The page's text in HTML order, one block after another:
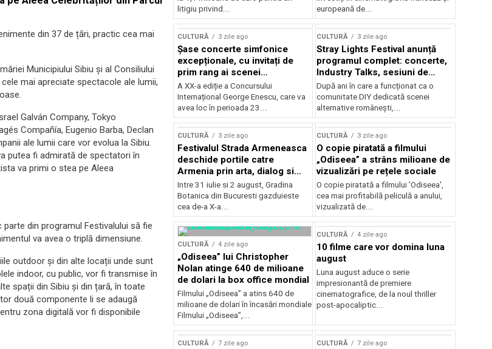
din 37 de țări, practic cea mai
Municipiului Sibiu și al Consiliului
mai apreciate spectacole ale lumii,
Galván Company, Tokyo
Compañía, Eugenio Barba, Declan
ale lumii care vor evolua la Sibiu.
putea fi admirată de spectatori în
va primi o stea pe Aleea
din programul Festivalului să fie
va avea o triplă dimensiune.
outdoor și din alte locații unde sunt
indoor, cu public, vor fi transmise în
spații din Sibiu și din țară, în toate
două componente li se adaugă
zona digitală vor fi disponibile
litigiu privind...
europeană de...
CULTURĂ 3 zile ago
Șase concerte simfonice
excepționale, cu invitați de
prim rang ai scenei
internaționale și ansambluri
orchestrale românești de
prestigiu, în programul
Concursului Enescu 2026
A XX-a ediție a Concursului
Internațional George Enescu, care va
avea loc în perioada 23...
CULTURĂ 3 zile ago
Stray Lights Festival anunță
programul complet: concerte,
Industry Talks, sesiuni de
audiție și noi opțiuni de
participare pentru public
După ani în care a funcționat ca o
comunitate DIY dedicată scenei
alternative românești,...
CULTURĂ 3 zile ago
Festivalul Strada Armeneasca
deschide portile catre
Armenia prin arta, dialog si
patrimoniu, intre 31 iulie si 2
august, la Gradina Botanica din
Bucuresti
Intre 31 iulie si 2 august, Gradina
Botanica din Bucuresti gazduieste
cea de-a X-a...
CULTURĂ 3 zile ago
O copie piratată a filmului
„Odiseea” a strâns milioane de
vizualizări pe rețele sociale
O copie piratată a filmului 'Odiseea',
cea mai profitabilă peliculă a anului,
vizualizată de...
CULTURĂ 4 zile ago
„Odiseea” lui Christopher
Nolan atinge 640 de milioane
de dolari la box office mondial
Filmului „Odiseea” a atins 640 de
milioane de dolari în încasări mondiale
Filmului „Odiseea”,...
CULTURĂ 4 zile ago
10 filme care vor domina luna
august
Luna august aduce o serie
impresionantă de premiere
cinematografice, de la noul thriller
post-apocaliptic...
CULTURĂ 7 zile ago CULTURĂ 7 zile ago